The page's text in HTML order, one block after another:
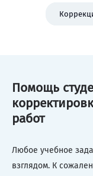
Помощь
работ
Любое учебное
взглядом. К